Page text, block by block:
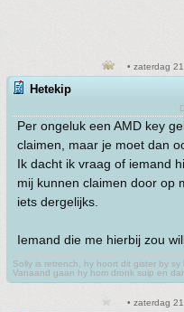
• zaterdag
Hetekip
Per ongeluk een AMD key
claimen, maar je moet dan
Ik dacht ik vraag of iemand
mij kunnen claimen door op
iets dergelijks.
Iemand die me hierbij zou
Solly is retrench, hy hoort dit gister by sy
Vanaand gaan hy hom dronk suip en
• zaterdag